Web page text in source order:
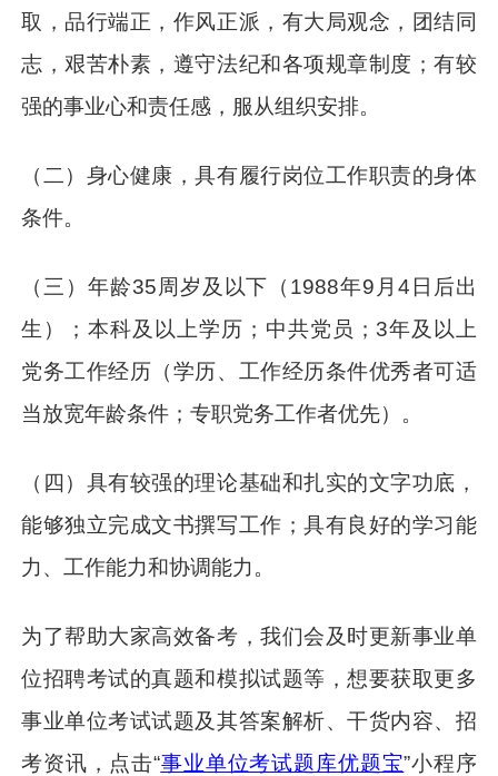
取，品行端正，作风正派，有大局观念，团结同
志，艰苦朴素，遵守法纪和各项规章制度；有较
强的事业心和责任感，服从组织安排。
（二）身心健康，具有履行岗位工作职责的身体
条件。
（三）年龄35周岁及以下（1988年9月4日后出
生）；本科及以上学历；中共党员；3年及以上
党务工作经历（学历、工作经历条件优秀者可适
当放宽年龄条件；专职党务工作者优先）。
（四）具有较强的理论基础和扎实的文字功底，
能够独立完成文书撰写工作；具有良好的学习能
力、工作能力和协调能力。
为了帮助大家高效备考，我们会及时更新事业单
位招聘考试的真题和模拟试题等，想要获取更多
事业单位考试试题及其答案解析、干货内容、招
考资讯，点击“事业单位考试题库优题宝”小程序